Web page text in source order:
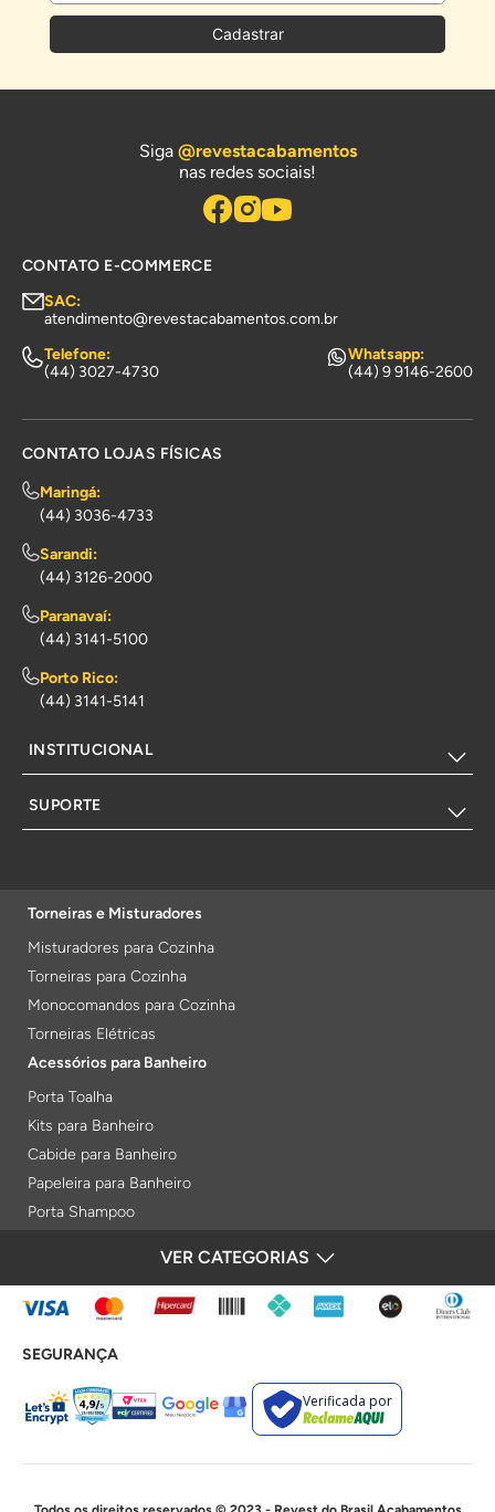
Cadastrar
Siga @revestacabamentos
nas redes sociais!
CONTATO E-COMMERCE
SAC:
atendimento@revestacabamentos.com.br
Telefone:
(44) 3027-4730
Whatsapp:
(44) 9 9146-2600
CONTATO LOJAS FÍSICAS
Maringá:
(44) 3036-4733
Sarandi:
(44) 3126-2000
Paranavaí:
(44) 3141-5100
Porto Rico:
(44) 3141-5141
INSTITUCIONAL
SUPORTE
Torneiras e Misturadores
Misturadores para Cozinha
Torneiras para Cozinha
Monocomandos para Cozinha
Torneiras Elétricas
Acessórios para Banheiro
Porta Toalha
Kits para Banheiro
Cabide para Banheiro
Papeleira para Banheiro
Porta Shampoo
Porta Toalha Aquecido
Gabinetes para Banheiro
Lixeiras
Acabamentos e Registros
Bases de Registros
Duchas e Chuveiros
VER CATEGORIAS
FORMAS DE PAGAMENTO
SEGURANÇA
Verificada por